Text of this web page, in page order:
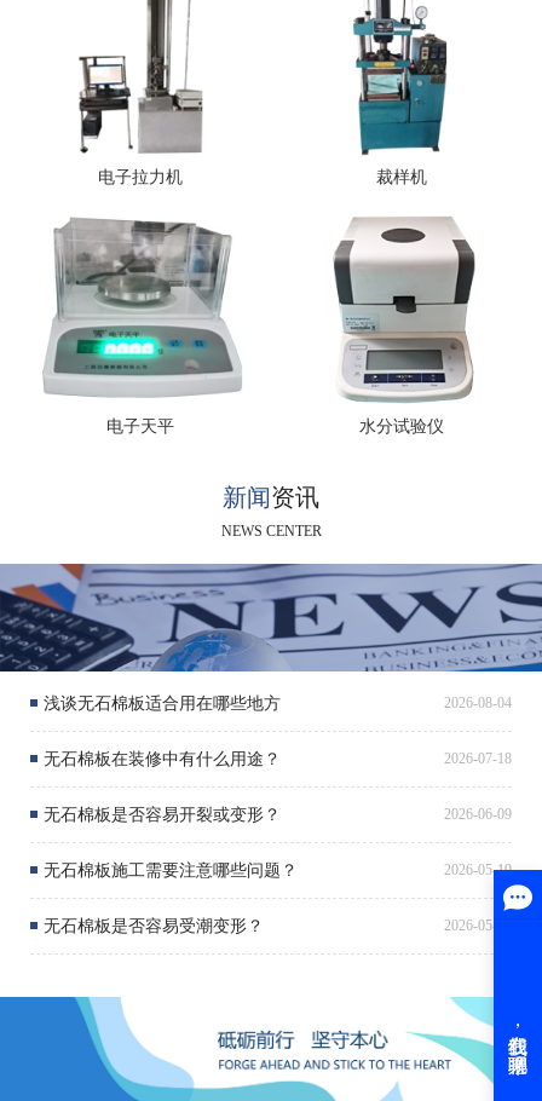
电子拉力机 裁样机
电子天平 水分试验仪
新闻资讯
NEWS CENTER
浅谈无石棉板适合用在哪些地方 2026-08-04
无石棉板在装修中有什么用途？ 2026-07-18
无石棉板是否容易开裂或变形？ 2026-06-09
无石棉板施工需要注意哪些问题？ 2026-05-19
无石棉板是否容易受潮变形？ 2026-05-06